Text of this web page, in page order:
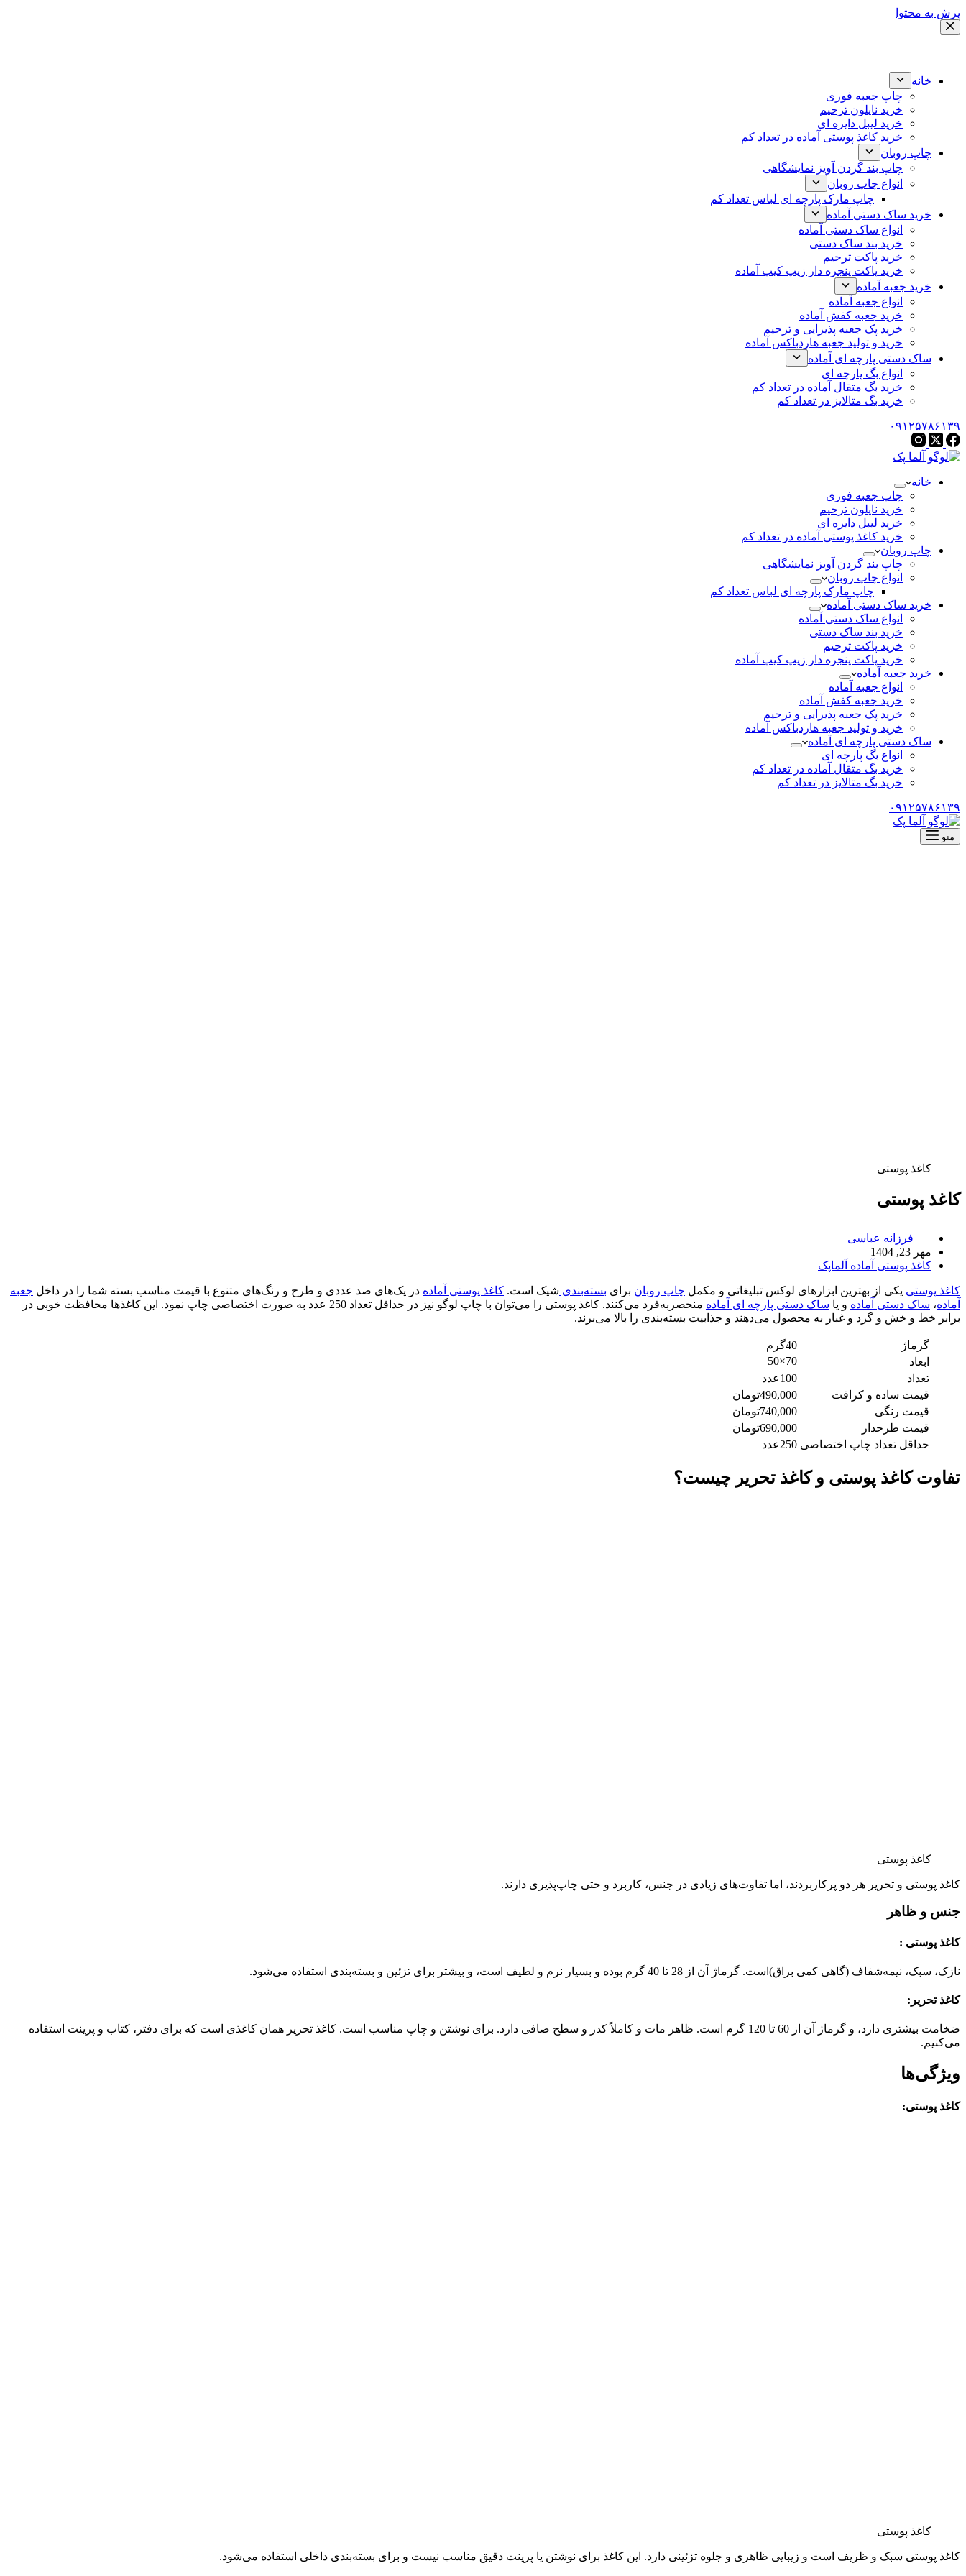
پرش به محتوا
خانه
چاپ جعبه فوری
خرید نایلون ترحیم
خرید لیبل دایره ای
خرید کاغذ پوستی آماده در تعداد کم
چاپ روبان
چاپ بند گردن آویز نمایشگاهی
انواع چاپ روبان
چاپ مارک پارچه ای لباس تعداد کم
خرید ساک دستی آماده
انواع ساک دستی آماده
خرید بند ساک دستی
خرید پاکت ترحیم
خرید پاکت پنجره دار زیپ کیپ آماده
خرید جعبه آماده
انواع جعبه آماده
خرید جعبه کفش آماده
خرید پک جعبه پذیرایی و ترحیم
خرید و تولید جعبه هاردباکس آماده
ساک دستی پارچه ای آماده
انواع بگ پارچه ای
خرید بگ متقال آماده در تعداد کم
خرید بگ متالایز در تعداد کم
۰۹۱۲۵۷۸۶۱۳۹
خانه
چاپ جعبه فوری
خرید نایلون ترحیم
خرید لیبل دایره ای
خرید کاغذ پوستی آماده در تعداد کم
چاپ روبان
چاپ بند گردن آویز نمایشگاهی
انواع چاپ روبان
چاپ مارک پارچه ای لباس تعداد کم
خرید ساک دستی آماده
انواع ساک دستی آماده
خرید بند ساک دستی
خرید پاکت ترحیم
خرید پاکت پنجره دار زیپ کیپ آماده
خرید جعبه آماده
انواع جعبه آماده
خرید جعبه کفش آماده
خرید پک جعبه پذیرایی و ترحیم
خرید و تولید جعبه هاردباکس آماده
ساک دستی پارچه ای آماده
انواع بگ پارچه ای
خرید بگ متقال آماده در تعداد کم
خرید بگ متالایز در تعداد کم
۰۹۱۲۵۷۸۶۱۳۹
منو
کاغذ پوستی
کاغذ پوستی
فرزانه عباسی
مهر 23, 1404
کاغذ پوستی آماده آلماپک
کاغذ پوستی یکی از بهترین ابزارهای لوکس تبلیغاتی و مکمل چاپ روبان برای بسته‌بندی شیک است. کاغذ پوستی آماده در پک‌های صد عددی و طرح و رنگ‌های متنوع با قیمت مناسب بسته شما را در داخل جعبه
آماده، ساک دستی آماده و یا ساک دستی پارچه ای آماده
منحصربه‌فرد می‌کنند. کاغذ پوستی را می‌توان با چاپ لوگو نیز در حداقل تعداد 250 عدد به صورت اختصاصی چاپ نمود. این کاغذها محافظت خوبی در
برابر خط و خش و گرد و غبار به محصول می‌دهند و جذابیت بسته‌بندی را بالا می‌برند.
گرماژ
40گرم
ابعاد
70×50
تعداد
100عدد
قیمت ساده و کرافت
490,000تومان
قیمت رنگی
740,000تومان
قیمت طرحدار
690,000تومان
حداقل تعداد چاپ اختصاصی 250عدد
تفاوت‌ کاغذ پوستی و کاغذ تحریر چیست؟
کاغذ پوستی
کاغذ پوستی و تحریر هر دو پرکاربردند، اما تفاوت‌های زیادی در جنس، کاربرد و حتی چاپ‌پذیری دارند.
جنس و ظاهر
کاغذ پوستی :
نازک، سبک، نیمه‌شفاف (گاهی کمی براق)است. گرماژ آن از 28 تا 40 گرم بوده و بسیار نرم و لطیف است، و بیشتر برای تزئین و بسته‌بندی استفاده می‌شود.
کاغذ تحریر:
ضخامت بیشتری دارد، و گرماژ آن از 60 تا 120 گرم است. ظاهر مات و کاملاً کدر و سطح صافی دارد. برای نوشتن و چاپ مناسب است. کاغذ تحریر همان کاغذی است که برای دفتر، کتاب و پرینت استفاده
می‌کنیم.
ویژگی‌ها
کاغذ پوستی:
کاغذ پوستی
کاغذ پوستی سبک و ظریف است و زیبایی ظاهری و جلوه تزئینی دارد. این کاغذ برای نوشتن یا پرینت دقیق مناسب نیست و برای بسته‌بندی داخلی استفاده می‌شود.